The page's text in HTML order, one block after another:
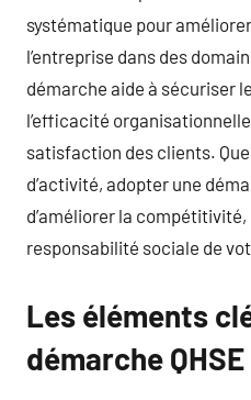
systématique pour
l’entreprise dans des
démarche aide à sécuriser
l’efficacité
satisfaction des clients.
d’activité, adopter une
d’améliorer la
responsabilité sociale de
Les éléments
démarche QHSE